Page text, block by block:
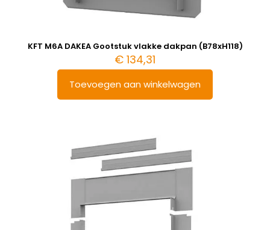
KFT M6A DAKEA Gootstuk vlakke dakpan (B78xH118)
€ 134,31
Toevoegen aan winkelwagen